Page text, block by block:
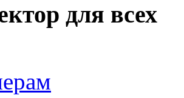
для всех